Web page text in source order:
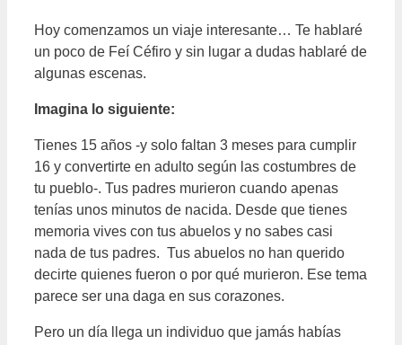
Hoy comenzamos un viaje interesante… Te hablaré
un poco de Feí Céfiro y sin lugar a dudas hablaré de
algunas escenas.
Imagina lo siguiente:
Tienes 15 años -y solo faltan 3 meses para cumplir
16 y convertirte en adulto según las costumbres de
tu pueblo-. Tus padres murieron cuando apenas
tenías unos minutos de nacida. Desde que tienes
memoria vives con tus abuelos y no sabes casi
nada de tus padres. Tus abuelos no han querido
decirte quienes fueron o por qué murieron. Ese tema
parece ser una daga en sus corazones.
Pero un día llega un individuo que jamás habías